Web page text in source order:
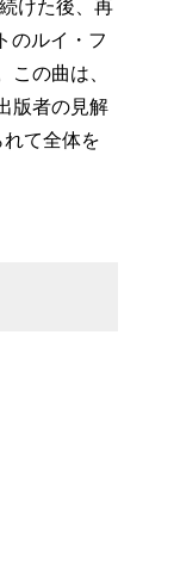
けた後、再
のルイ・フ
の曲は、
版者の見解
て全体を